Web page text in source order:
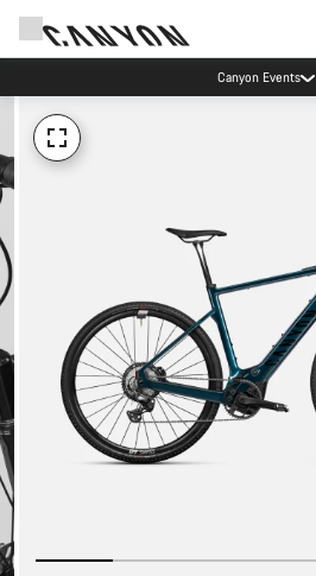
Canyon Events